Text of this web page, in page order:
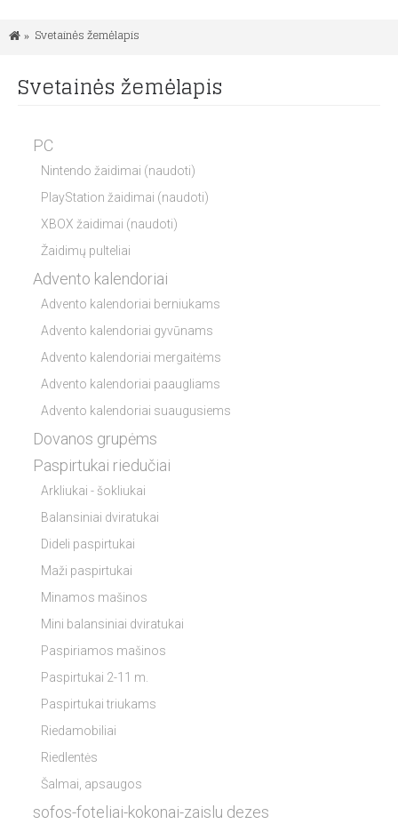
Svetainės žemėlapis
Svetainės žemėlapis
PC
Nintendo žaidimai (naudoti)
PlayStation žaidimai (naudoti)
XBOX žaidimai (naudoti)
Žaidimų pulteliai
Advento kalendoriai
Advento kalendoriai berniukams
Advento kalendoriai gyvūnams
Advento kalendoriai mergaitėms
Advento kalendoriai paaugliams
Advento kalendoriai suaugusiems
Dovanos grupėms
Paspirtukai riedučiai
Arkliukai - šokliukai
Balansiniai dviratukai
Dideli paspirtukai
Maži paspirtukai
Minamos mašinos
Mini balansiniai dviratukai
Paspiriamos mašinos
Paspirtukai 2-11 m.
Paspirtukai triukams
Riedamobiliai
Riedlentės
Šalmai, apsaugos
sofos-foteliai-kokonai-zaislu dezes